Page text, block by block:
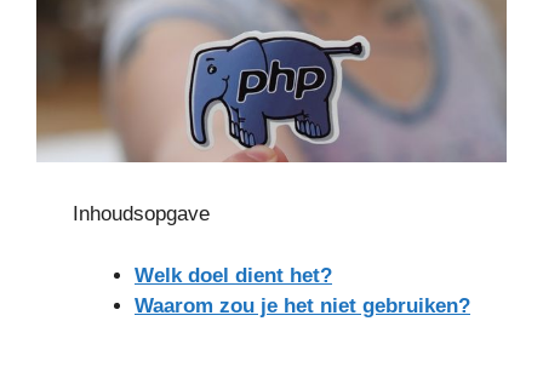
Inhoudsopgave
Welk doel dient het?
Waarom zou je het niet gebruiken?